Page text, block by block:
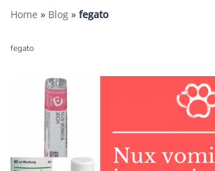
Home » Blog » fegato
fegato